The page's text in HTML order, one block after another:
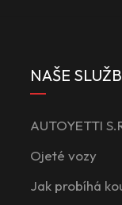
NAŠE
AUTOYETTI
Ojeté vozy
Jak probíhá